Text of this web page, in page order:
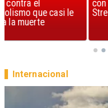
con estribillo en español:
Streets of Dreams
Internacional